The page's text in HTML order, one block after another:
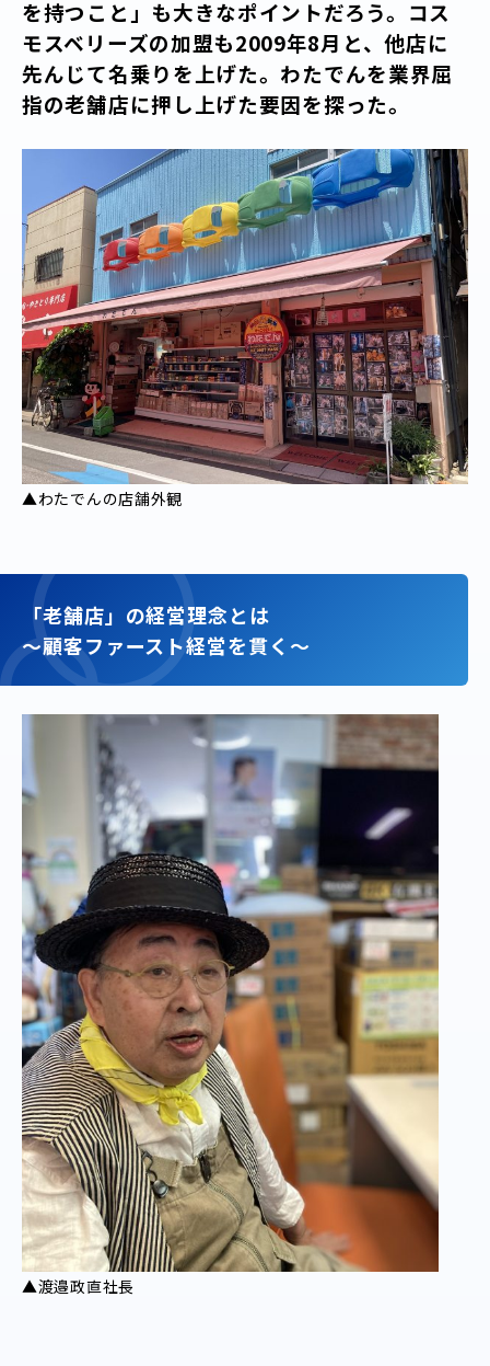
を持つこと」も大きなポイントだろう。コス
モスベリーズの加盟も2009年8月と、他店に
先んじて名乗りを上げた。わたでんを業界屈
指の老舗店に押し上げた要因を探った。
▲わたでんの店舗外観
「老舗店」の経営理念とは
〜顧客ファースト経営を貫く〜
▲渡邉政直社長